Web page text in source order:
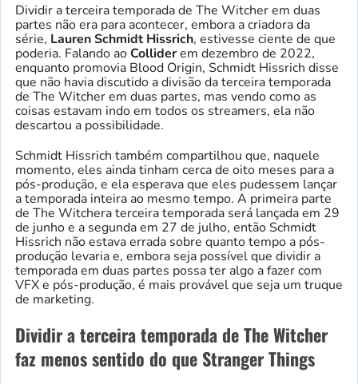
Dividir a terceira temporada de The Witcher em duas
partes não era para acontecer, embora a criadora da
série, Lauren Schmidt Hissrich, estivesse ciente de que
poderia. Falando aoColliderem dezembro de 2022,
enquanto promovia Blood Origin, Schmidt Hissrich disse
que não havia discutido a divisão da terceira temporada
de The Witcher em duas partes, mas vendo como as
coisas estavam indo em todos os streamers, ela não
descartou a possibilidade.
Schmidt Hissrich também compartilhou que, naquele
momento, eles ainda tinham cerca de oito meses para a
pós-produção, e ela esperava que eles pudessem lançar
a temporada inteira ao mesmo tempo. A primeira parte
de The Witchera terceira temporada será lançada em 29
de junho e a segunda em 27 de julho, então Schmidt
Hissrich não estava errada sobre quanto tempo a pós-
produção levaria e, embora seja possível que dividir a
temporada em duas partes possa ter algo a fazer com
VFX e pós-produção, é mais provável que seja um truque
de marketing.
Dividir a terceira temporada de The Witcher
faz menos sentido do que Stranger Things